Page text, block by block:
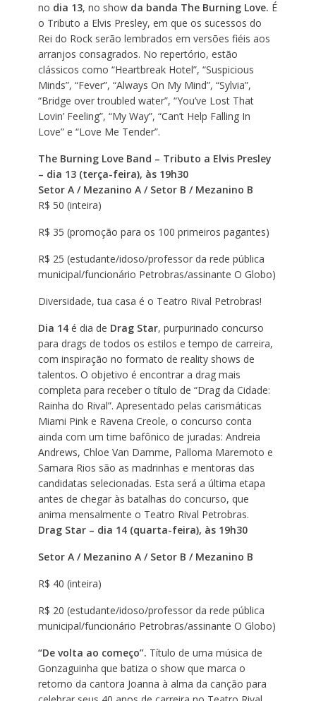
no dia 13, no show da banda The Burning Love. É
o Tributo a Elvis Presley, em que os sucessos do
Rei do Rock serão lembrados em versões fiéis aos
arranjos consagrados. No repertório, estão
clássicos como “Heartbreak Hotel”, “Suspicious
Minds”, “Fever”, “Always On My Mind”, “Sylvia”,
“Bridge over troubled water”, “You’ve Lost That
Lovin’ Feeling”, “My Way”, “Can’t Help Falling In
Love” e “Love Me Tender”.
The Burning Love Band – Tributo a Elvis Presley
– dia 13 (terça-feira), às 19h30
Setor A / Mezanino A / Setor B / Mezanino B
R$ 50 (inteira)
R$ 35 (promoção para os 100 primeiros pagantes)
R$ 25 (estudante/idoso/professor da rede pública
municipal/funcionário Petrobras/assinante O Globo)
Diversidade, tua casa é o Teatro Rival Petrobras!
Dia 14é dia de Drag Star, purpurinado concurso
para drags de todos os estilos e tempo de carreira,
com inspiração no formato de reality shows de
talentos. O objetivo é encontrar a drag mais
completa para receber o título de “Drag da Cidade:
Rainha do Rival”. Apresentado pelas carismáticas
Miami Pink e Ravena Creole, o concurso conta
ainda com um time bafônico de juradas: Andreia
Andrews, Chloe Van Damme, Palloma Maremoto e
Samara Rios são as madrinhas e mentoras das
candidatas selecionadas. Esta será a última etapa
antes de chegar às batalhas do concurso, que
anima mensalmente o Teatro Rival Petrobras.
Drag Star – dia 14 (quarta-feira), às 19h30
Setor A / Mezanino A / Setor B / Mezanino B
R$ 40 (inteira)
R$ 20 (estudante/idoso/professor da rede pública
municipal/funcionário Petrobras/assinante O Globo)
“De volta ao começo”. Título de uma música de
Gonzaguinha que batiza o show que marca o
retorno da cantora Joanna à alma da canção para